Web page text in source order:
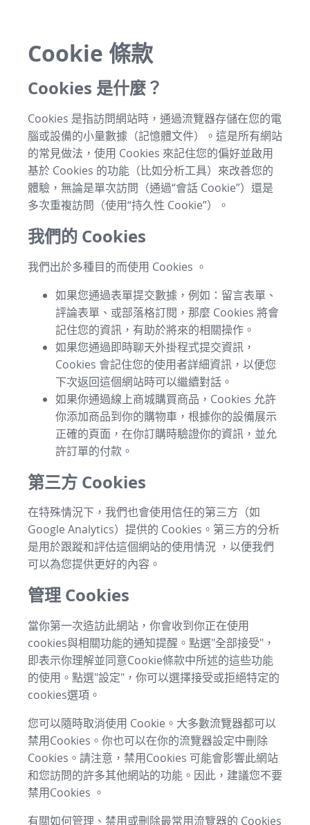
Cookie 條款
Cookies 是什麼？
Cookies 是指訪問網站時，通過流覽器存儲在您的電
腦或設備的小量數據（記憶體文件）。這是所有網站
的常見做法，使用 Cookies 來記住您的偏好並啟用
基於 Cookies 的功能（比如分析工具）來改善您的
體驗，無論是單次訪問（通過“會話 Cookie”）還是
多次重複訪問（使用“持久性 Cookie”）。
我們的 Cookies
我們出於多種目的而使用 Cookies 。
如果您通過表單提交數據，例如：留言表單、
評論表單、或部落格訂閱，那麼 Cookies 將會
記住您的資訊，有助於將來的相關操作。
如果您通過即時聊天外掛程式提交資訊，
Cookies 會記住您的使用者詳細資訊，以便您
下次返回這個網站時可以繼續對話。
如果你通過線上商城購買商品，Cookies 允許
你添加商品到你的購物車，根據你的設備展示
正確的頁面，在你訂購時驗證你的資訊，並允
許訂單的付款。
第三方 Cookies
在特殊情況下，我們也會使用信任的第三方（如
Google Analytics）提供的 Cookies。第三方的分析
是用於跟蹤和評估這個網站的使用情況 ，以便我們
可以為您提供更好的內容。
管理 Cookies
當你第一次造訪此網站，你會收到你正在使用
cookies與相關功能的通知提醒。點選"全部接受"，
即表示你理解並同意Cookie條款中所述的這些功能
的使用。點選"設定"，你可以選擇接受或拒絕特定的
cookies選項。
您可以隨時取消使用 Cookie。大多數流覽器都可以
禁用Cookies。你也可以在你的流覽器設定中刪除
Cookies。請注意，禁用Cookies 可能會影響此網站
和您訪問的許多其他網站的功能。因此，建議您不要
禁用Cookies 。
有關如何管理、禁用或刪除最常用流覽器的 Cookies